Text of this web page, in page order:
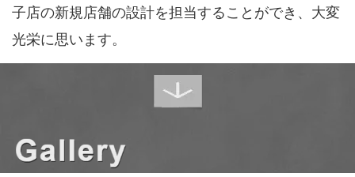
子店の新規店舗の設計を担当することができ、大変
光栄に思います。